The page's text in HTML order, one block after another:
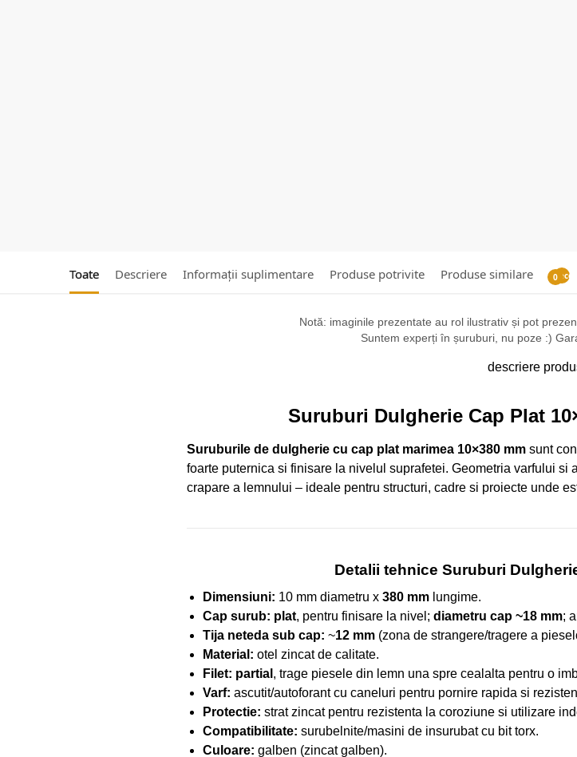
Toate Descriere Informații suplimentare Produse potrivite Produse similare 0
Notă: imaginile prezentate au rol ilustrativ și pot
Suntem experți în șuruburi, nu poze :)
descriere
Suruburi Dulgherie Cap Plat
Suruburile de dulgherie cu cap plat marimea 10×380 mmsunt
foarte puternica si finisare la nivelul suprafetei. Geometria varfului
crapare a lemnului – ideale pentru structuri, cadre si proiecte unde
Detalii tehnice Suruburi
Dimensiuni: 10 mm diametru x 380 mmlungime.
Cap surub: plat, pentru finisare la nivel; diametru cap ~18 mm;
Tija neteda sub cap: ~12 mm(zona de strangere/tragere a
Material: otel zincat de calitate.
Filet: partial , trage piesele din lemn una spre cealalta pentru o
Varf: ascutit/autoforant cu caneluri pentru pornire rapida si
Protectie: strat zincat pentru rezistenta la coroziune si utilizare
Compatibilitate: surubelnite/masini de insurubat cu bit torx.
Culoare: galben (zincat galben).